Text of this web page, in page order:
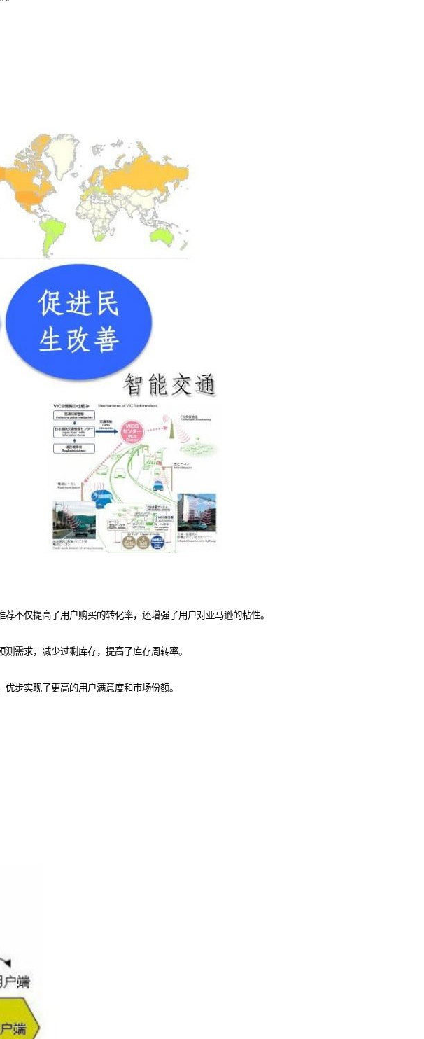
不仅提高了用户购买的转化率，还增强了用户对亚马逊的粘性。
需求，减少过剩库存，提高了库存周转率。
步实现了更高的用户满意度和市场份额。